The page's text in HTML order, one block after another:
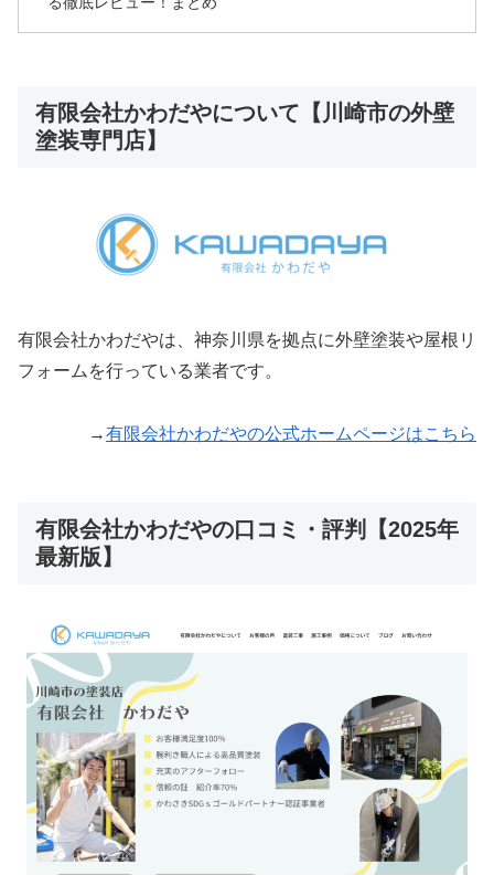
有限会社かわだやについて【川崎市の外壁
塗装専門店】
有限会社かわだやは、神奈川県を拠点に外壁塗装や屋根リ
フォームを行っている業者です。
→有限会社かわだやの公式ホームページはこちら
有限会社かわだやの口コミ・評判【2025年
最新版】